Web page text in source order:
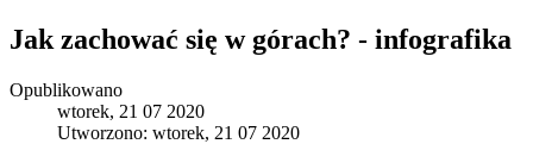
Jak zachować się w górach? - infografika
Opublikowano
wtorek, 21 07 2020
Utworzono: wtorek, 21 07 2020